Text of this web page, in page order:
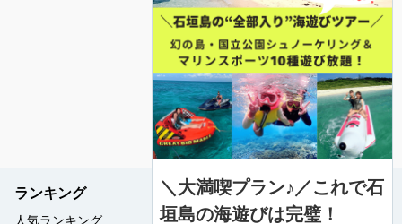
＼大満喫プラン♪／これで石
垣島の海遊びは完璧！
ランキング
人気ランキング